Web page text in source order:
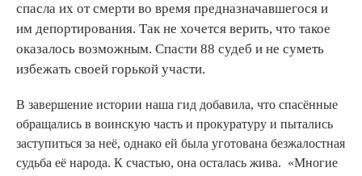
спасла их от смерти во время предназначавшегося и
им депортирования. Так не хочется верить, что такое
оказалось возможным. Спасти 88 судеб и не суметь
избежать своей горькой участи.
В завершение истории наша гид добавила, что спасённые
обращались в воинскую часть и прокуратуру и пытались
заступиться за неё, однако ей была уготована безжалостная
судьба её народа. К счастью, она осталась жива. «Многие